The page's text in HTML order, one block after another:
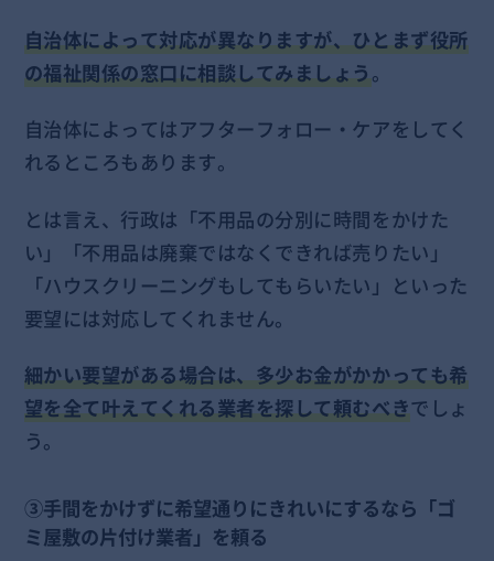
自治体によって対応が異なりますが、ひとまず役所
の福祉関係の窓口に相談してみましょう。
自治体によってはアフターフォロー・ケアをしてく
れるところもあります。
とは言え、行政は「不用品の分別に時間をかけた
い」「不用品は廃棄ではなくできれば売りたい」
「ハウスクリーニングもしてもらいたい」といった
要望には対応してくれません。
細かい要望がある場合は、多少お金がかかっても希
望を全て叶えてくれる業者を探して頼むべきでしょ
う。
③手間をかけずに希望通りにきれいにするなら「ゴ
ミ屋敷の片付け業者」を頼る